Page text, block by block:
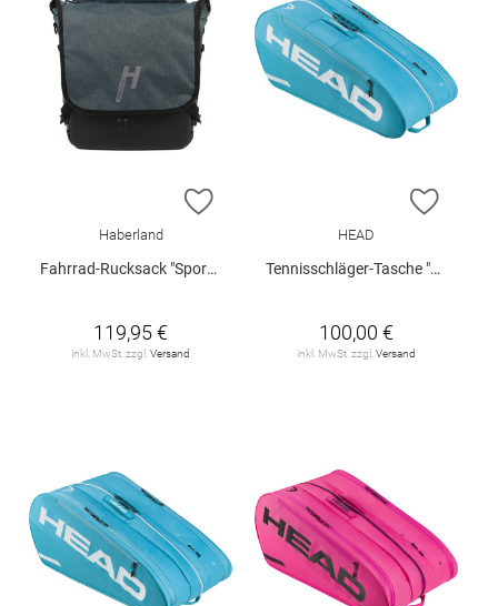
ZUR WUNSCHLISTE HINZUFÜGEN
Haberland
Fahrrad-Rucksack "Sporty"
119,95 €
inkl. MwSt. zzgl. Versand
ZUR
HEAD
Tennisschläger-Tasche "Tour L"
100,00 €
inkl. MwSt. zzgl. Versand